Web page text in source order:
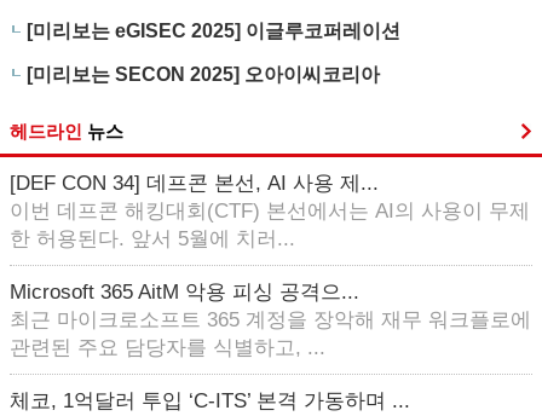
[미리보는 eGISEC 2025] 이글루코퍼레이션
[미리보는 SECON 2025] 오아이씨코리아
헤드라인 뉴스
[DEF CON 34] 데프콘 본선, AI 사용 제...
이번 데프콘 해킹대회(CTF) 본선에서는 AI의 사용이 무제
한 허용된다. 앞서 5월에 치러...
Microsoft 365 AitM 악용 피싱 공격으...
최근 마이크로소프트 365 계정을 장악해 재무 워크플로에
관련된 주요 담당자를 식별하고, ...
체코, 1억달러 투입 ‘C-ITS’ 본격 가동하며 ...